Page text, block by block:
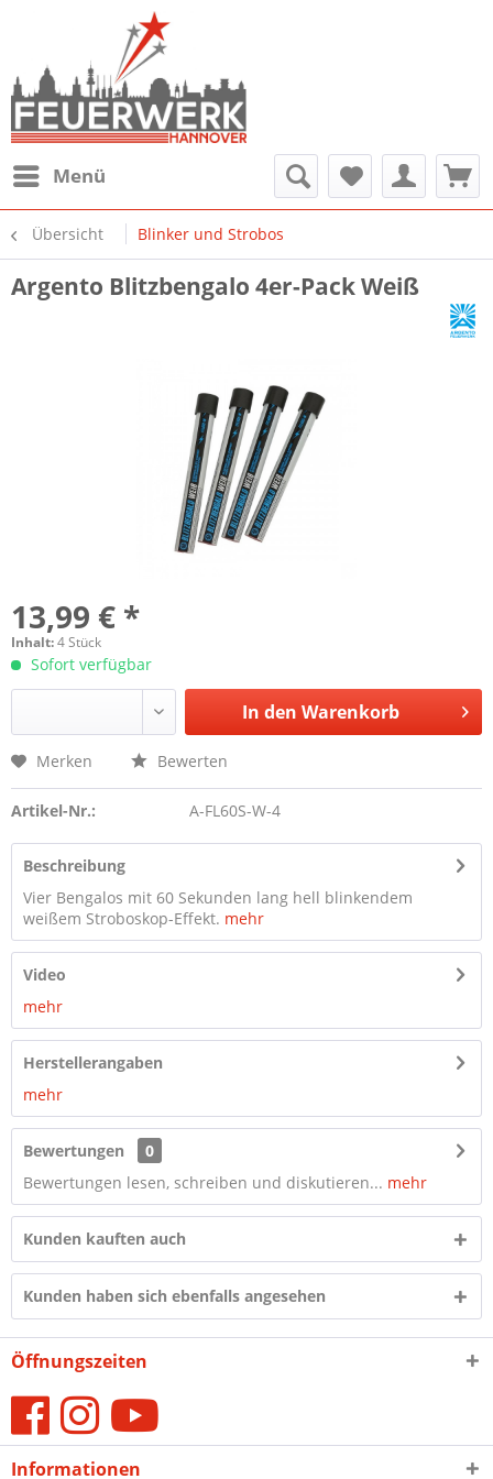
Menü
Übersicht Blinker und Strobos
Argento Blitzbengalo 4er-Pack Weiß
13,99 € *
Inhalt:4 Stück
Sofort verfügbar
In den Warenkorb
Merken Bewerten
Artikel-Nr.: A-FL60S-W-4
Beschreibung
Vier Bengalos mit 60 Sekunden lang hell blinkendem
weißem Stroboskop-Effekt. mehr
Video
mehr
Herstellerangaben
mehr
Bewertungen
0
Bewertungen lesen, schreiben und diskutieren... mehr
Kunden kauften auch
Kunden haben sich ebenfalls angesehen
Öffnungszeiten
Informationen